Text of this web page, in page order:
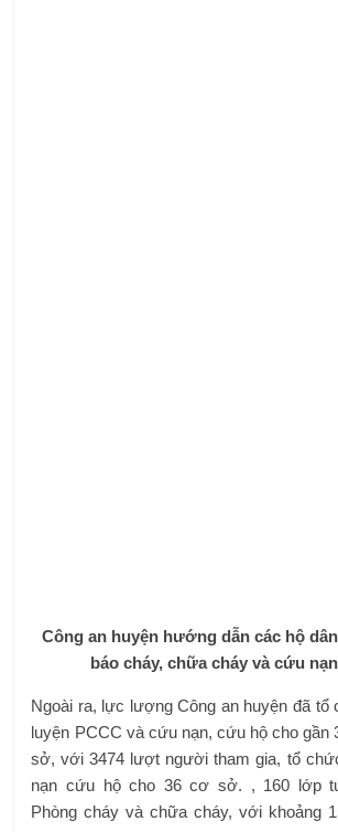
Công an huyện hướng dẫn các hộ
báo cháy, chữa cháy và cứu
Ngoài ra, lực lượng Công an huyện đã tổ
luyện PCCC và cứu nạn, cứu hộ cho gần
sở, với 3474 lượt người tham gia, tổ
nạn cứu hộ cho 36 cơ sở. , 160 lớp
Phòng cháy và chữa cháy, với khoảng